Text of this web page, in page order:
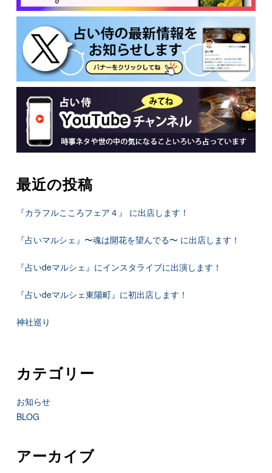
最近の投稿
『カラフルこころフェア４』 に出店します！
『占いマルシェ』〜魂は開花を望んでる〜 に出店します！
『占いdeマルシェ』にインスタライブに出演します！
『占いdeマルシェ東陽町』に初出店します！
神社巡り
カテゴリー
お知らせ
BLOG
アーカイブ